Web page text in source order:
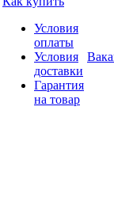
Условия
оплаты
Условия
доставки
Гарантия
на товар